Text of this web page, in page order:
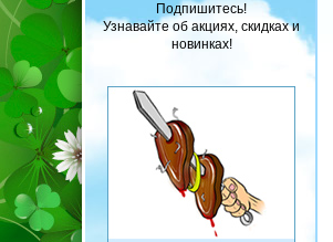
Подпишитесь!
Узнавайте об акциях, скидках и
новинках!